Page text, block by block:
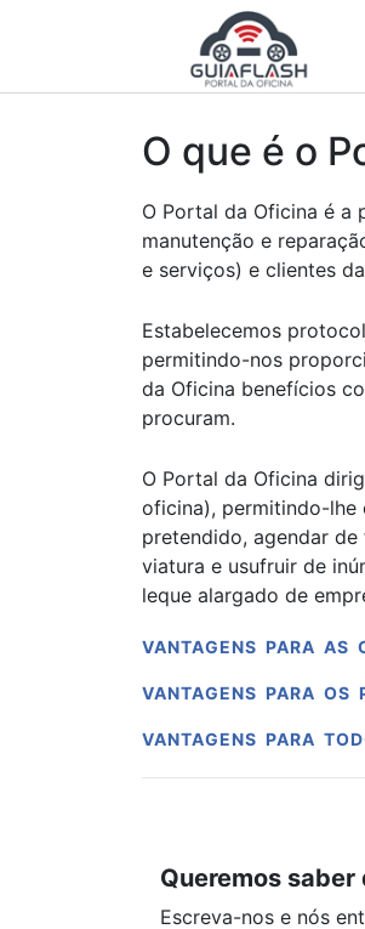
O que é o
O Portal da Oficina é a
manutenção e
e serviços) e clientes
Estabelecemos
permitindo-nos
da Oficina benefícios
procuram.
O Portal da Oficina
oficina), permitindo-lhe
pretendido, agendar
viatura e usufruir de
leque alargado de
VANTAGENS PARA AS
VANTAGENS PARA OS
VANTAGENS PARA
Queremos saber
Escreva-nos e nós